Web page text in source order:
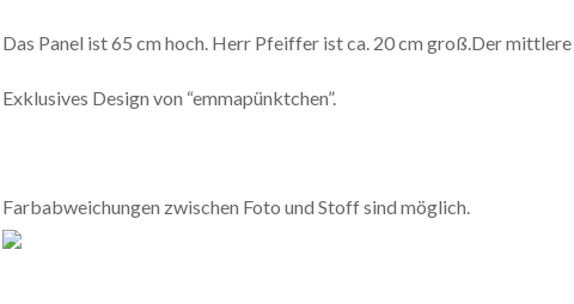
Das Panel ist 65 cm hoch. Herr Pfeiffer ist ca. 20 cm groß.Der
Exklusives Design von “emmapünktchen”.
Farbabweichungen zwischen Foto und Stoff sind möglich.